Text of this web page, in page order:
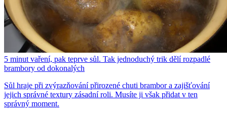
5 minut vaření, pak teprve sůl. Tak jednoduchý trik dělí rozpadlé
brambory od dokonalých
Sůl hraje při zvýrazňování přirozené chuti brambor a zajišťování
jejich správné textury zásadní roli. Musíte ji však přidat v ten
správný moment.